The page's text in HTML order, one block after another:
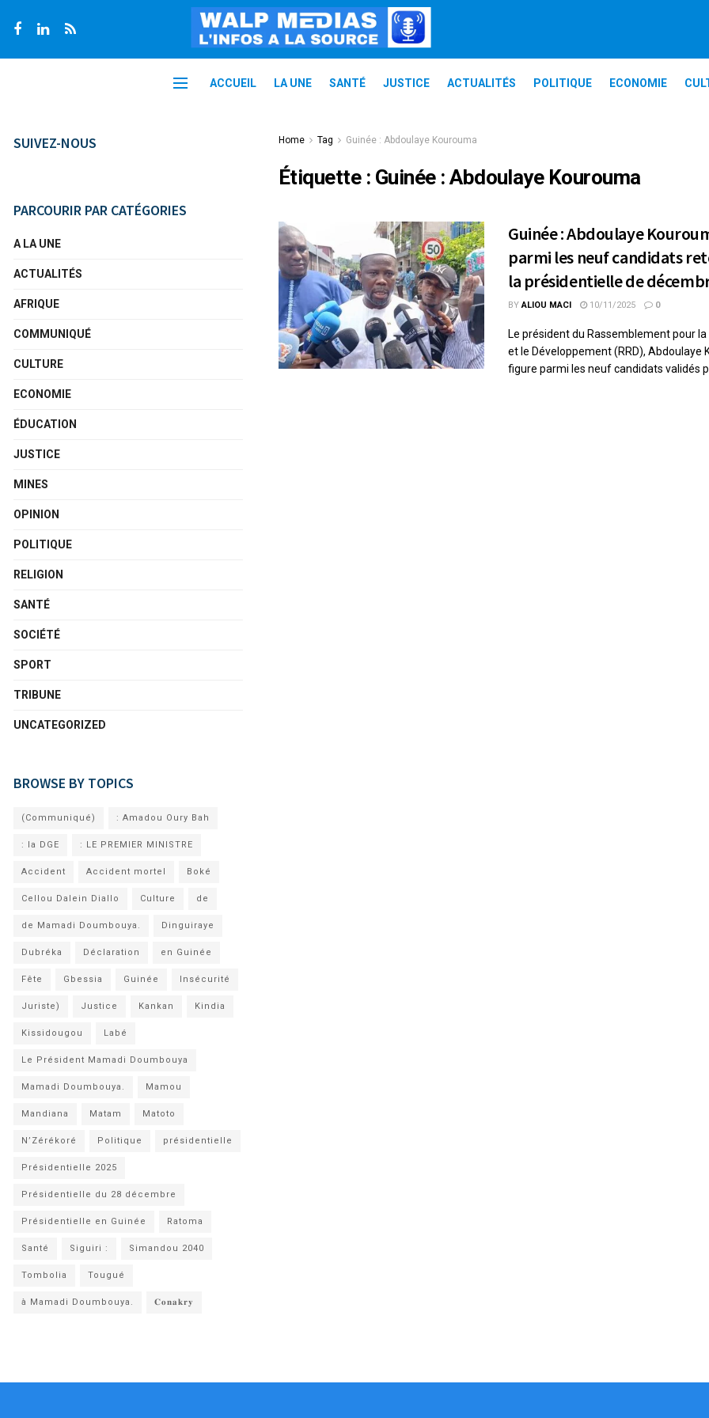
ACCUEIL LA UNE SANTÉ JUSTICE ACTUALITÉS POLITIQUE ECONOMIE
Home Tag Guinée : Abdoulaye Kourouma
Étiquette : Guinée : Abdoulaye Kourouma
Guinée : Abdoulaye
parmi les neuf candidats
la présidentielle de
BY ALIOU MACI 10/11/2025 0
Le président du Rassemblement pour la
et le Développement (RRD), Abdoulaye
figure parmi les neuf candidats validés
SUIVEZ-NOUS
PARCOURIR PAR CATÉGORIES
A LA UNE
ACTUALITÉS
AFRIQUE
COMMUNIQUÉ
CULTURE
ECONOMIE
ÉDUCATION
JUSTICE
MINES
OPINION
POLITIQUE
RELIGION
SANTÉ
SOCIÉTÉ
SPORT
TRIBUNE
UNCATEGORIZED
BROWSE BY TOPICS
(Communiqué) : Amadou Oury Bah
: la DGE : LE PREMIER MINISTRE
Accident Accident mortel Boké
Cellou Dalein Diallo Culture de
de Mamadi Doumbouya. Dinguiraye
Dubréka Déclaration en Guinée
Fête Gbessia Guinée Insécurité
Juriste) Justice Kankan Kindia
Kissidougou Labé
Le Président Mamadi Doumbouya
Mamadi Doumbouya. Mamou
Mandiana Matam Matoto
N’Zérékoré Politique présidentielle
Présidentielle 2025
Présidentielle du 28 décembre
Présidentielle en Guinée Ratoma
Santé Siguiri : Simandou 2040
Tombolia Tougué
à Mamadi Doumbouya. 𝐂𝐨𝐧𝐚𝐤𝐫𝐲